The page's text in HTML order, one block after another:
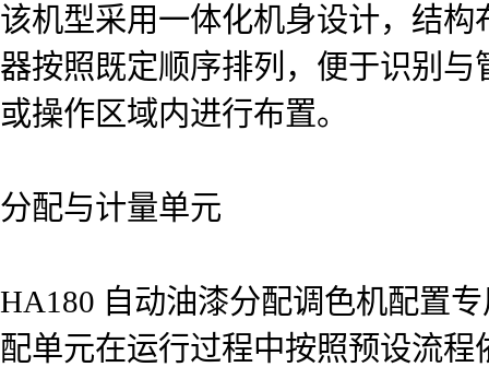
该机型采用一体化机身设计，结
器按照既定顺序排列，便于识别
或操作区域内进行布置。
分配与计量单元
HA180 自动油漆分配调色机配置
配单元在运行过程中按照预设流